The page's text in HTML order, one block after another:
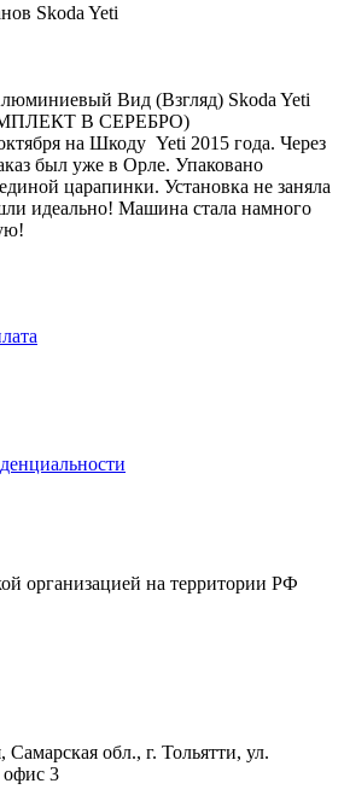
Skoda Yeti
Вид (Взгляд) Skoda Yeti
В СЕРЕБРО)
на Шкоду Yeti 2015 года. Через
был уже в Орле. Упаковано
царапинки. Установка не заняла
идеально! Машина стала намного
организацией на территории РФ
Самарская обл., г. Тольятти, ул.
3